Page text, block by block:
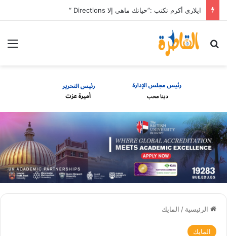
ايلاري أكرم تكتب :”حياتك ماهي إلا Directions “
بحث عن
الرئيسية / المايك
المايك